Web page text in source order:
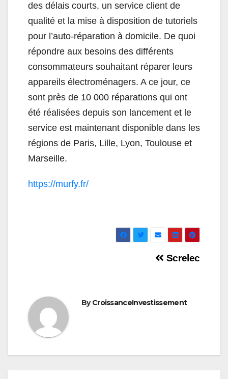
des délais courts, un service client de
qualité et la mise à disposition de tutoriels
pour l’auto-réparation à domicile. De quoi
répondre aux besoins des différents
consommateurs souhaitant réparer leurs
appareils électroménagers. A ce jour, ce
sont près de 10 000 réparations qui ont
été réalisées depuis son lancement et le
service est maintenant disponible dans les
régions de Paris, Lille, Lyon, Toulouse et
Marseille.
https://murfy.fr/
l’article
Screlec
ByCroissanceInvestissement